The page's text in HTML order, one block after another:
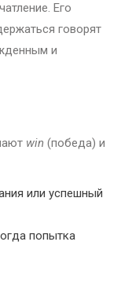
Его
говорят
и
win (победа) и
или успешный
попытка